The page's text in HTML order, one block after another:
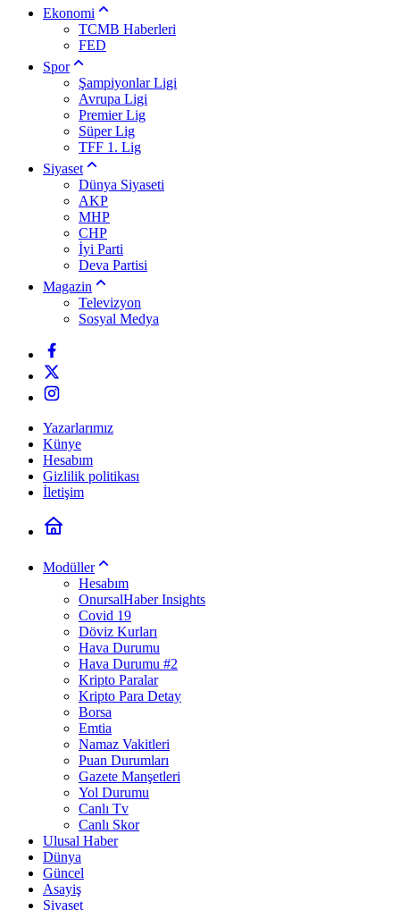
Ekonomi
TCMB Haberleri
FED
Spor
Şampiyonlar Ligi
Avrupa Ligi
Premier Lig
Süper Lig
TFF 1. Lig
Siyaset
Dünya Siyaseti
AKP
MHP
CHP
İyi Parti
Deva Partisi
Magazin
Televizyon
Sosyal Medya
Yazarlarımız
Künye
Hesabım
Gizlilik politikası
İletişim
Modüller
Hesabım
OnursalHaber Insights
Covid 19
Döviz Kurları
Hava Durumu
Hava Durumu #2
Kripto Paralar
Kripto Para Detay
Borsa
Emtia
Namaz Vakitleri
Puan Durumları
Gazete Manşetleri
Yol Durumu
Canlı Tv
Canlı Skor
Ulusal Haber
Dünya
Güncel
Asayiş
Siyaset